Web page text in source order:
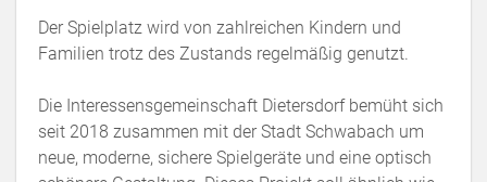
Der Spielplatz wird von zahlreichen Kindern und
Familien trotz des Zustands regelmäßig genutzt.
Die Interessensgemeinschaft Dietersdorf bemüht sich
seit 2018 zusammen mit der Stadt Schwabach um
neue, moderne, sichere Spielgeräte und eine optisch